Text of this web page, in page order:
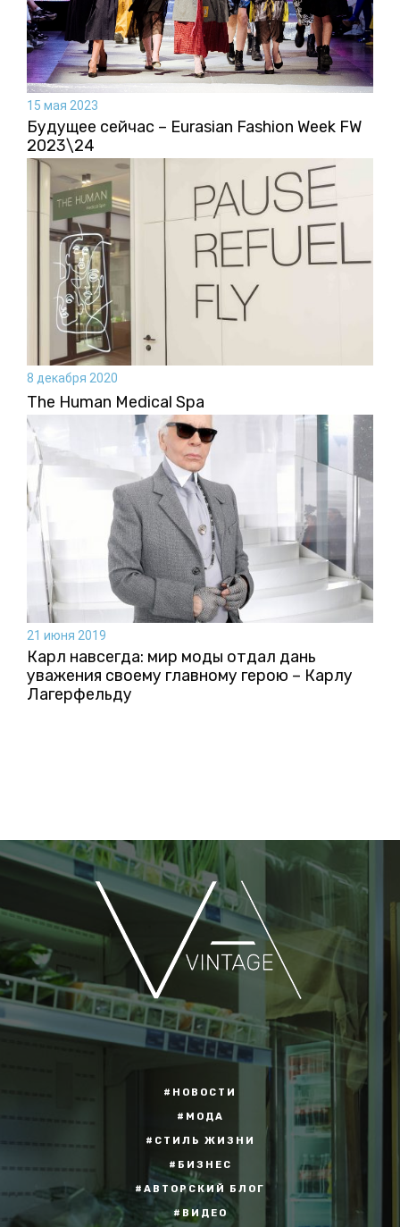
15 мая 2023
Будущее сейчас – Eurasian Fashion Week FW
2023\24
8 декабря 2020
The Human Medical Spа
21 июня 2019
Карл навсегда: мир моды отдал дань
уважения своему главному герою – Карлу
Лагерфельду
#НОВОСТИ
#МОДА
#СТИЛЬ ЖИЗНИ
#БИЗНЕС
#АВТОРСКИЙ БЛОГ
#ВИДЕО